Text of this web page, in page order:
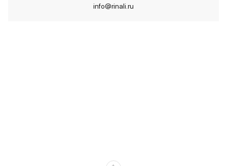
info@rinali.ru